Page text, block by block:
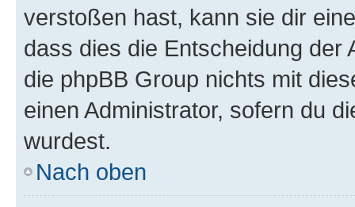
verstoßen hast, kann sie dir
dass dies die Entscheidung der
die phpBB Group nichts mit
einen Administrator, sofern du
wurdest.
Nach oben